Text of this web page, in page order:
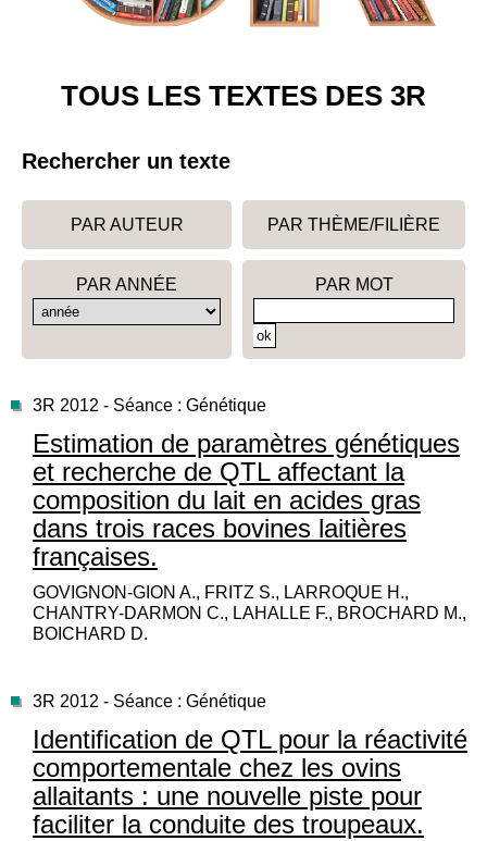
TOUS LES TEXTES DES 3R
Rechercher un texte
PAR AUTEUR PAR THÈME/FILIÈRE
PAR ANNÉE PAR MOT
3R 2012 - Séance : Génétique
Estimation de paramètres génétiques
et recherche de QTL affectant la
composition du lait en acides gras
dans trois races bovines laitières
françaises.
GOVIGNON-GION A., FRITZ S., LARROQUE H.,
CHANTRY-DARMON C., LAHALLE F., BROCHARD M.,
BOICHARD D.
3R 2012 - Séance : Génétique
Identification de QTL pour la réactivité
comportementale chez les ovins
allaitants : une nouvelle piste pour
faciliter la conduite des troupeaux.